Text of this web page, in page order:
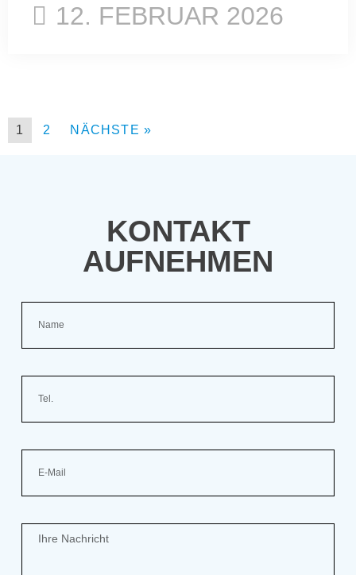
12. FEBRUAR 2026
1 2 NÄCHSTE »
KONTAKT
AUFNEHMEN